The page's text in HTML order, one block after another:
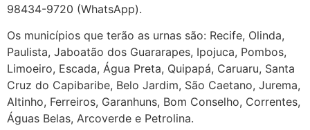
98434-9720 (WhatsApp).
Os municípios que terão as urnas são: Recife, Olinda,
Paulista, Jaboatão dos Guararapes, Ipojuca, Pombos,
Limoeiro, Escada, Água Preta, Quipapá, Caruaru, Santa
Cruz do Capibaribe, Belo Jardim, São Caetano, Jurema,
Altinho, Ferreiros, Garanhuns, Bom Conselho, Correntes,
Águas Belas, Arcoverde e Petrolina.